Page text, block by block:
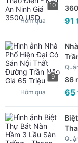
10
91
Hôm qua
9 86
65
Hôm qua